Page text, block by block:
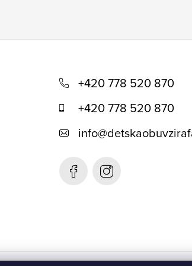
+420 778 520 870
+420 778 520 870
info@